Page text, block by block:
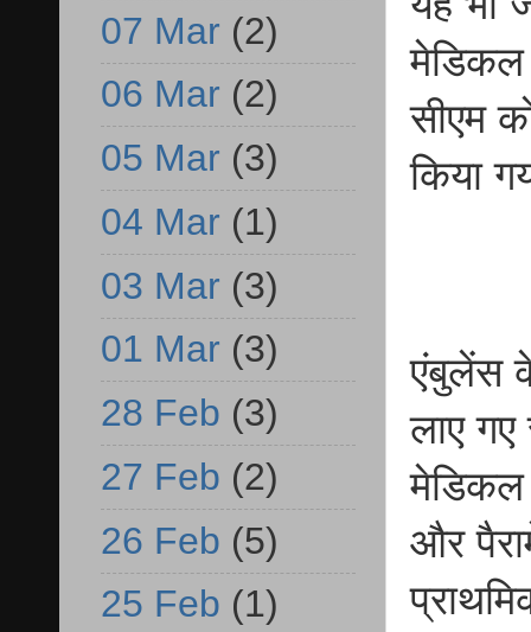
मेडिकल
सीएम
किया
एंबुलेंस
लाए गए
मेडिकल
और
07 Mar (2)
06 Mar (2)
05 Mar (3)
04 Mar (1)
03 Mar (3)
01 Mar (3)
28 Feb (3)
27 Feb (2)
26 Feb (5)
25 Feb (1)